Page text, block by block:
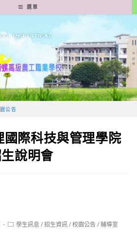
選單
公告
際科技與管理學院
說明會
Post學生訊息 /招生資訊/校園公告/輔導室